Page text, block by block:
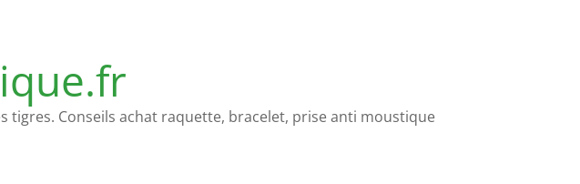
Conseils achat raquette, bracelet, prise anti moustique